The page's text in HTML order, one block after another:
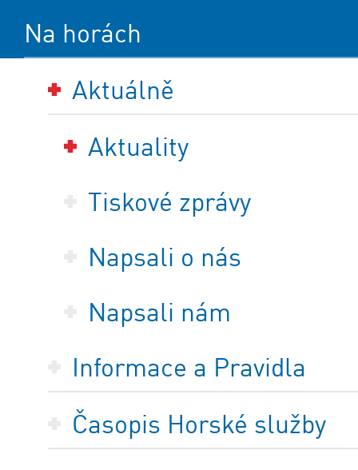
Na horách
Aktuálně
Aktuality
Tiskové zprávy
Napsali o nás
Napsali nám
Informace a Pravidla
Časopis Horské služby